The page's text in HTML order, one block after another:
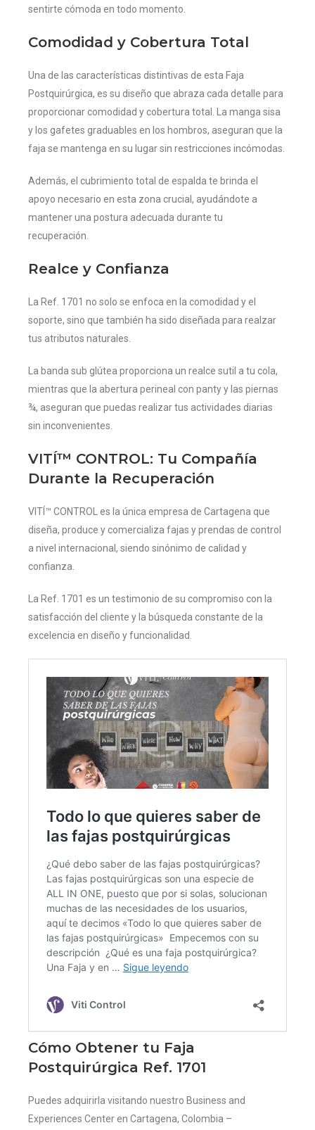
sentirte cómoda en todo momento.
Comodidad y Cobertura Total
Una de las características distintivas de esta Faja
Postquirúrgica, es su diseño que abraza cada detalle para
proporcionar comodidad y cobertura total. La manga sisa
y los gafetes graduables en los hombros, aseguran que la
faja se mantenga en su lugar sin restricciones incómodas.
Además, el cubrimiento total de espalda te brinda el
apoyo necesario en esta zona crucial, ayudándote a
mantener una postura adecuada durante tu
recuperación.
Realce y Confianza
La Ref. 1701 no solo se enfoca en la comodidad y el
soporte, sino que también ha sido diseñada para realzar
tus atributos naturales.
La banda sub glútea proporciona un realce sutil a tu cola,
mientras que la abertura perineal con panty y las piernas
¾, aseguran que puedas realizar tus actividades diarias
sin inconvenientes.
VITÍ™ CONTROL: Tu Compañía
Durante la Recuperación
VITÍ™ CONTROL es la única empresa de Cartagena que
diseña, produce y comercializa fajas y prendas de control
a nivel internacional, siendo sinónimo de calidad y
confianza.
La Ref. 1701 es un testimonio de su compromiso con la
satisfacción del cliente y la búsqueda constante de la
excelencia en diseño y funcionalidad.
Cómo Obtener tu Faja
Postquirúrgica Ref. 1701
Puedes adquirirla visitando nuestro Business and
Experiences Center en Cartagena, Colombia –